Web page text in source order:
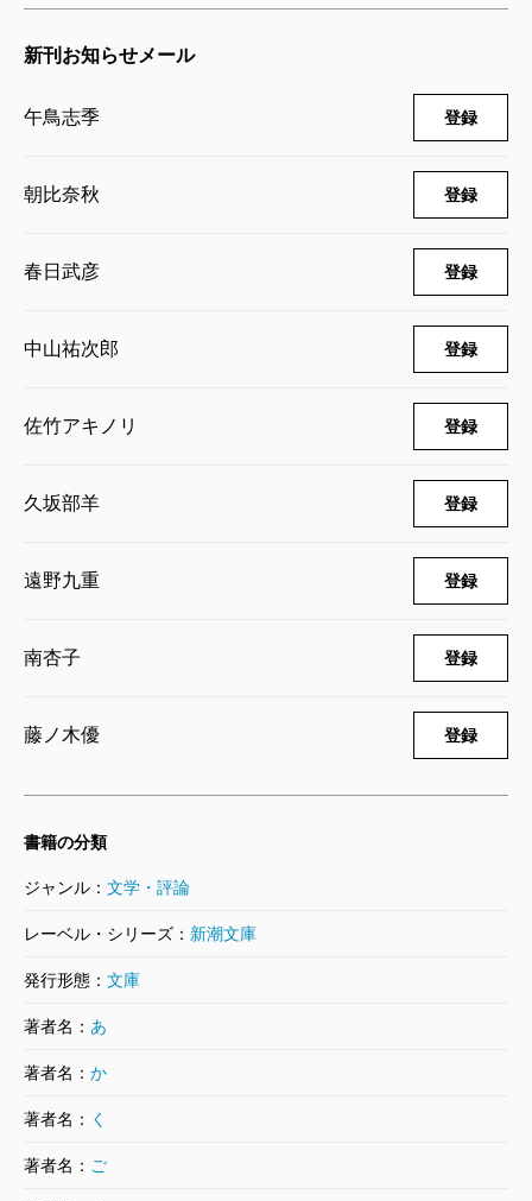
新刊お知らせメール
午鳥志季 登録
朝比奈秋 登録
春日武彦 登録
中山祐次郎 登録
佐竹アキノリ 登録
久坂部羊 登録
遠野九重 登録
南杏子 登録
藤ノ木優 登録
書籍の分類
ジャンル： 文学・評論
レーベル・シリーズ： 新潮文庫
発行形態： 文庫
著者名： あ
著者名： か
著者名： く
著者名： ご